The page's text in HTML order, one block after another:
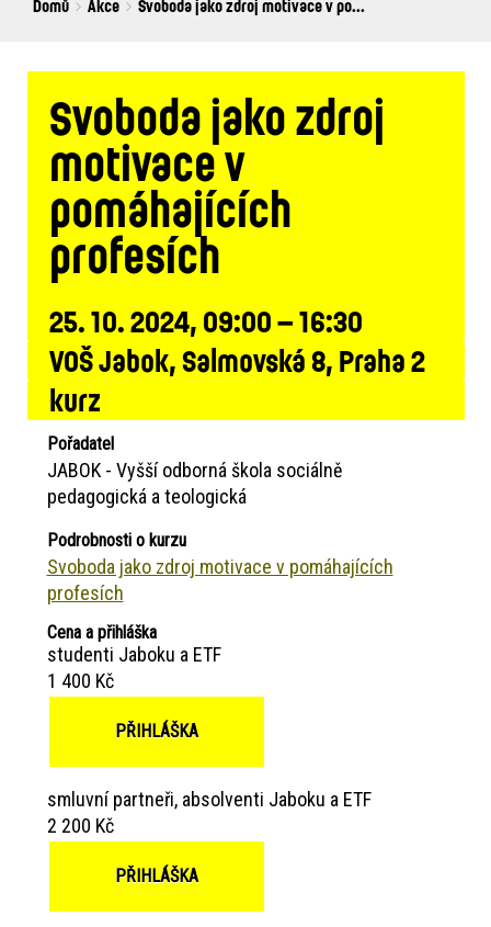
Breadcrumbs
You
Domů Akce Svoboda jako zdroj motivace v po...
Svoboda jako zdroj
motivace v
pomáhajících
profesích
25. 10. 2024, 09:00 – 16:30
VOŠ Jabok, Salmovská 8, Praha 2
kurz
Pořadatel
JABOK - Vyšší odborná škola sociálně
pedagogická a teologická
Podrobnosti o kurzu
Svoboda jako zdroj motivace v pomáhajících
profesích
Cena a přihláška
studenti Jaboku a ETF
1 400 Kč
PŘIHLÁŠKA
smluvní partneři, absolventi Jaboku a ETF
2 200 Kč
PŘIHLÁŠKA